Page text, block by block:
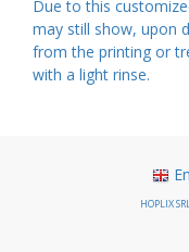
Due to this
may still show, upon
from the printing or
with a light rinse.
HOPLIX